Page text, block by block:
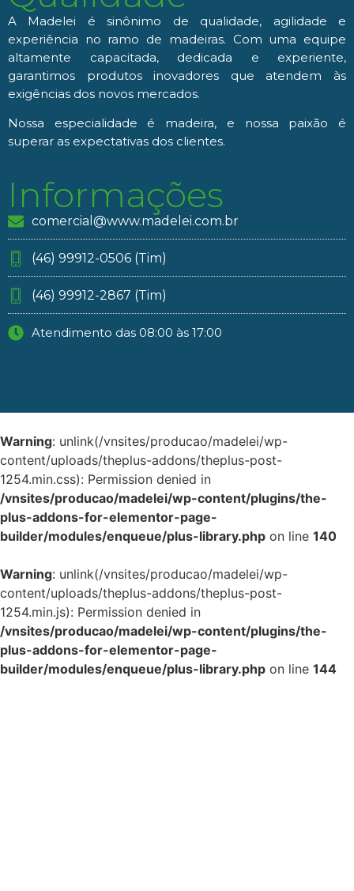
A Madelei é sinônimo de qualidade, agilidade e
experiência no ramo de madeiras. Com uma equipe
altamente capacitada, dedicada e experiente,
garantimos produtos inovadores que atendem às
exigências dos novos mercados.
Nossa especialidade é madeira, e nossa paixão é
superar as expectativas dos clientes.
Informações
comercial@www.madelei.com.br
(46) 99912-0506 (Tim)
(46) 99912-2867 (Tim)
Atendimento das 08:00 às 17:00
Warning: unlink(/vnsites/producao/madelei/wp-
content/uploads/theplus-addons/theplus-post-
1254.min.css): Permission denied in
/vnsites/producao/madelei/wp-content/plugins/the-
plus-addons-for-elementor-page-
builder/modules/enqueue/plus-library.php on line 140
Warning: unlink(/vnsites/producao/madelei/wp-
content/uploads/theplus-addons/theplus-post-
1254.min.js): Permission denied in
/vnsites/producao/madelei/wp-content/plugins/the-
plus-addons-for-elementor-page-
builder/modules/enqueue/plus-library.php on line 144